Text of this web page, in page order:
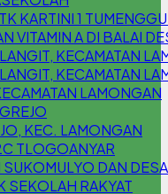
KARTINI 1
VITAMIN A DI BALAI
KECAMATAN
KECAMATAN
LAMONGAN
KEC. LAMONGAN
TLOGOANYAR
DAN
SEKOLAH RAKYAT